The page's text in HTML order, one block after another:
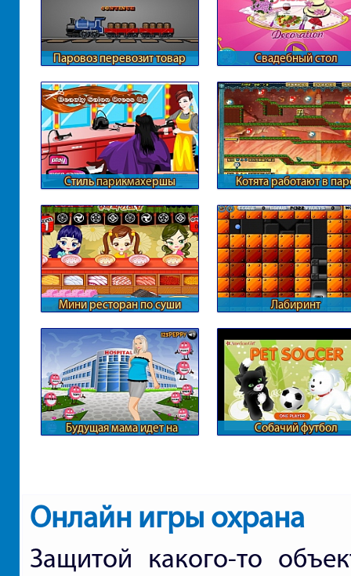
Паровоз перевозит товар Свадебный стол
Стиль парикмахершы Котята работают в
Мини ресторан по суши Лабиринт
Будущая мама идет на
Собачий футбол
Онлайн игры охрана
Защитой какого-то